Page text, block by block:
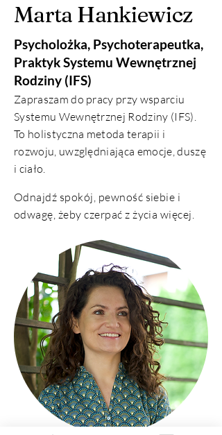
Marta Hankiewicz
Psycholożka, Psychoterapeutka,
Praktyk Systemu Wewnętrznej
Rodziny (IFS)
Zapraszam do pracy przy wsparciu
Systemu Wewnętrznej Rodziny (IFS).
To holistyczna metoda terapii i
rozwoju, uwzględniająca emocje, duszę
i ciało.
Odnajdź spokój, pewność siebie i
odwagę, żeby czerpać z życia więcej.